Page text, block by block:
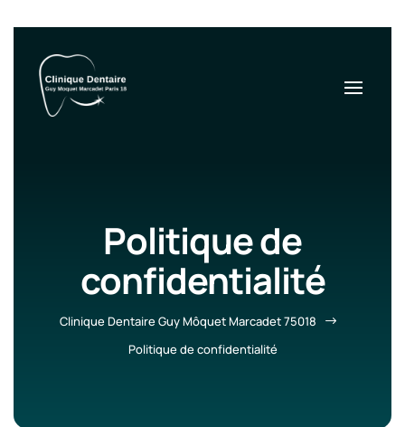
Politique de
confidentialité
Clinique Dentaire Guy Môquet Marcadet 75018 $
Politique de confidentialité